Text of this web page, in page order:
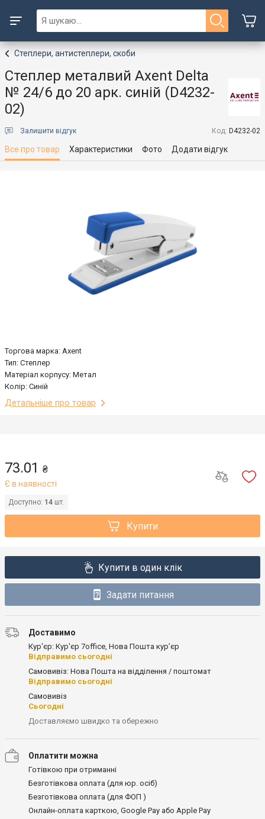
Степлери, антистеплери, скоби
Степлер металвий Axent Delta
№ 24/6 до 20 арк. синій (D4232-
02)
Залишити відгук Код: D4232-02
Все про товар Характеристики Фото Додати відгук
Торгова марка: Axent
Тип: Степлер
Матеріал корпусу: Метал
Колір: Синій
Детальніше про товар
73.01 ₴
Є в наявності
Доступно: 14 шт.
Купити
Купити в один клік
Задати питання
Доставимо
Кур'єр: Кур'єр 7office, Нова Пошта кур’єр
Відправимо сьогодні
Самовивіз: Нова Пошта на відділення / поштомат
Відправимо сьогодні
Самовивіз
Сьогодні
Доставляємо швидко та обережно
Оплатити можна
Готівкою при отриманні
Безготівкова оплата (для юр. осіб)
Безготівкова оплата (для ФОП )
Онлайн-оплата карткою, Google Pay або Apple Pay